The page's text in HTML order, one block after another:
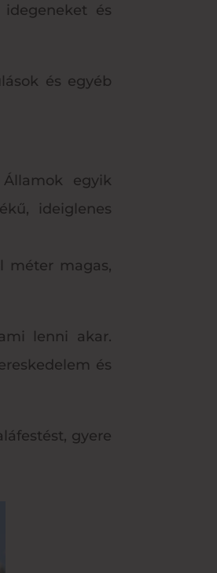
idegeneket és
és egyéb
egyik
ideiglenes
méter magas,
lenni akar.
és
gyere